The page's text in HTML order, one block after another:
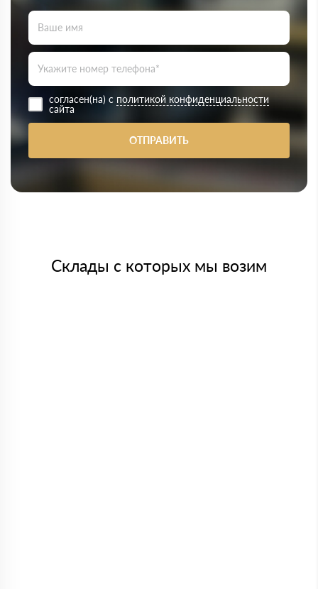
согласен(на) с политикой конфиденциальности
сайта
ОТПРАВИТЬ
Склады с которых мы возим